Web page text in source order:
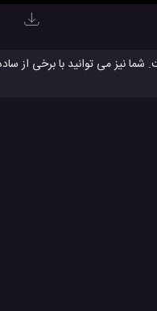
نیز می توانید با برخی از
دوست یا شخص مورد علاقه خود